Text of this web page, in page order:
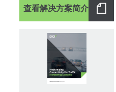
查看解决方案简介